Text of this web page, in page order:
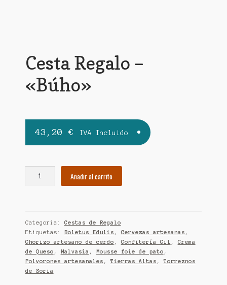
Cesta Regalo –
«Búho»
43,20 € IVA Incluido
Añadir al carrito
Categoría: Cestas de Regalo
Etiquetas: Boletus Edulis , Cervezas artesanas ,
Chorizo artesano de cerdo , Confitería Gil , Crema
de Queso , Malvasía , Mousse foie de pato ,
Polvorones artesanales ,Tierras Altas ,Torreznos
de Soria